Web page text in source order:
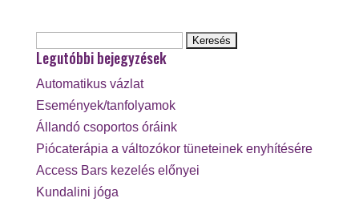
Legutóbbi bejegyzések
Automatikus vázlat
Események/tanfolyamok
Állandó csoportos óráink
Piócaterápia a változókor tüneteinek enyhítésére
Access Bars kezelés előnyei
Kundalini jóga